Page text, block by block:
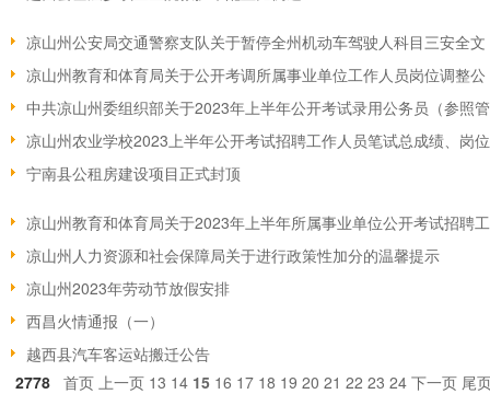
凉山州公安局交通警察支队关于暂停全州机动车驾驶人科目三安全文
凉山州教育和体育局关于公开考调所属事业单位工作人员岗位调整公
中共凉山州委组织部关于2023年上半年公开考试录用公务员（参照
凉山州农业学校2023上半年公开考试招聘工作人员笔试总成绩、岗位
宁南县公租房建设项目正式封顶
凉山州教育和体育局关于2023年上半年所属事业单位公开考试招聘工
凉山州人力资源和社会保障局关于进行政策性加分的温馨提示
凉山州2023年劳动节放假安排
西昌火情通报（一）
越西县汽车客运站搬迁公告
2778 首页 上一页 13 14 15 16 17 18 19 20 21 22 23 24 下一页 尾